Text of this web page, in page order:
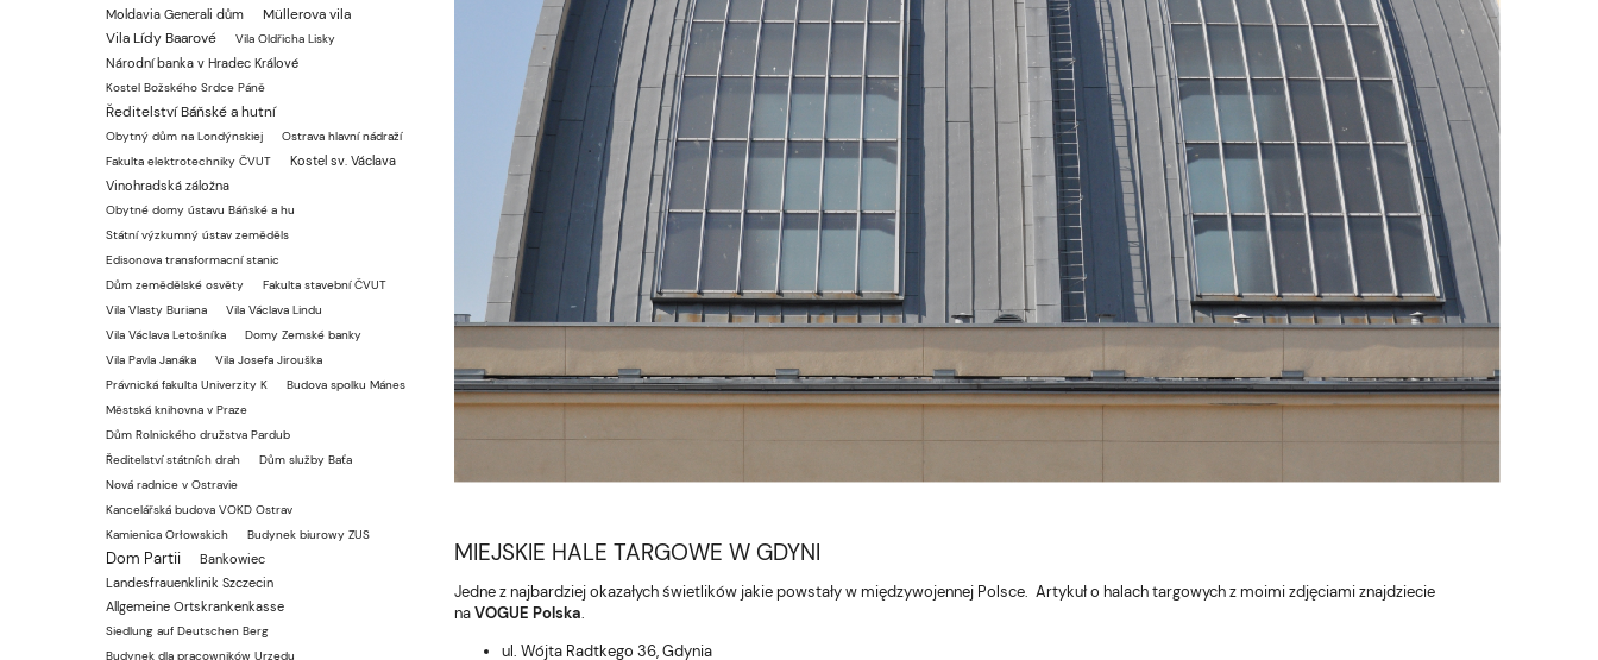
Moldavia Generali dům
Müllerova vila
Vila Lídy Baarové
Vila Oldřicha Lisky
Národní banka v Hradec Králové
Kostel Božského Srdce Páně
Ředitelství Báňské a hutní
Obytný dům na Londýnskiej
Ostrava hlavní nádraží
Fakulta elektrotechniky ČVUT
Kostel sv. Václava
Vinohradská záložna
Obytné domy ústavu Báňské a hu
Státní výzkumný ústav zeměděls
Edisonova transformacní stanic
Dům zemědělské osvěty
Fakulta stavební ČVUT
Vila Vlasty Buriana
Vila Václava Lindu
Vila Václava Letošníka
Domy Zemské banky
Vila Pavla Janáka
Vila Josefa Jirouška
Právnická fakulta Univerzity K
Budova spolku Mánes
Městská knihovna v Praze
Dům Rolnického družstva Pardub
Ředitelství státních drah
Dům služby Baťa
Nová radnice v Ostravie
Kancelářská budova VOKD Ostrav
Kamienica Orłowskich
Budynek biurowy ZUS
Dom Partii
Bankowiec
Landesfrauenklinik Szczecin
Allgemeine Ortskrankenkasse
Siedlung auf Deutschen Berg
Budynek dla pracowników Urzędu
MIEJSKIE HALE TARGOWE W GDYNI
Jedne z najbardziej okazałych świetlików jakie powstały w międzywojennej Polsce. Artykuł o halach targowych z moimi zdjęciami znajdziecie
naVOGUE Polska.
ul. Wójta Radtkego 36, Gdynia